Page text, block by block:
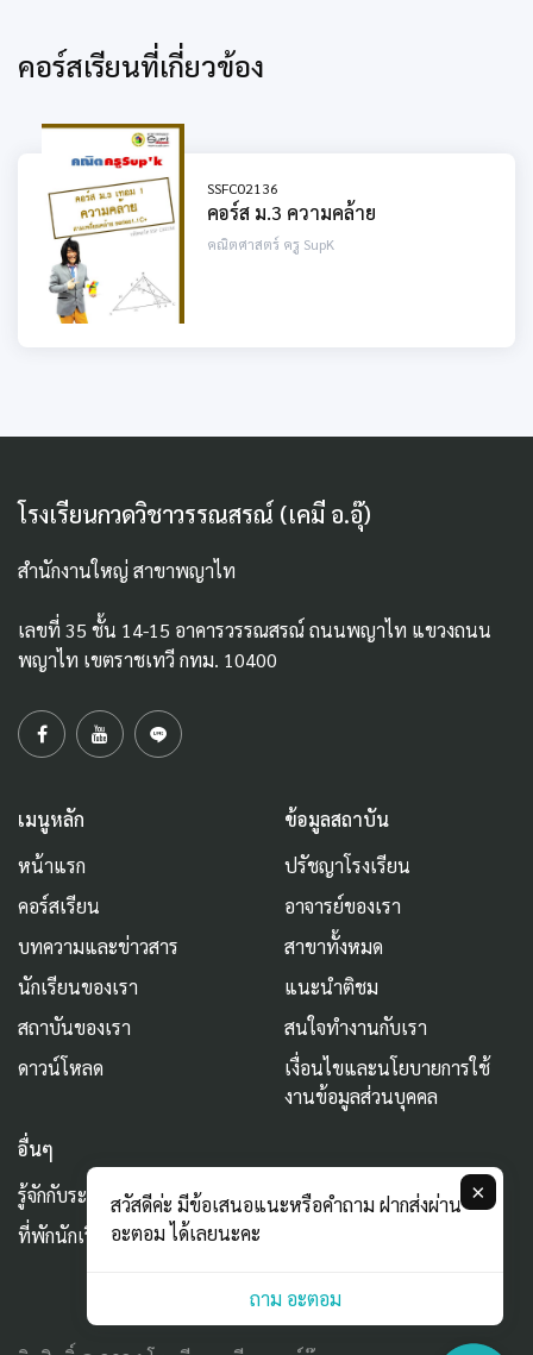
คอร์สเรียนที่เกี่ยวข้อง
SSFC02136
คอร์ส ม.3 ความคล้าย
คณิตศาสตร์ ครู SupK
โรงเรียนกวดวิชาวรรณสรณ์ (เคมี อ.อุ๊)
สำนักงานใหญ่ สาขาพญาไท
เลขที่ 35 ชั้น 14-15 อาคารวรรณสรณ์ ถนนพญาไท แขวงถนน
พญาไท เขตราชเทวี กทม. 10400
เมนูหลัก
หน้าแรก
คอร์สเรียน
บทความและข่าวสาร
นักเรียนของเรา
สถาบันของเรา
ดาวน์โหลด
ข้อมูลสถาบัน
ปรัชญาโรงเรียน
อาจารย์ของเรา
สาขาทั้งหมด
แนะนำติชม
สนใจทำงานกับเรา
เงื่อนไขและนโยบายการใช้
งานข้อมูลส่วนบุคคล
อื่นๆ
รู้จักกับระบบ AURUM
ที่พักนักเรียน
×
สวัสดีค่ะ มีข้อเสนอแนะหรือคำถาม ฝากส่งผ่าน
อะตอม ได้เลยนะคะ
ถาม อะตอม